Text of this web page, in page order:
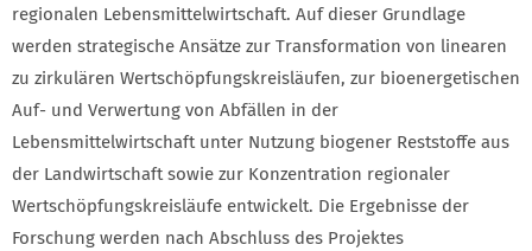
regionalen Lebensmittelwirtschaft. Auf dieser Grundlage
werden strategische Ansätze zur Transformation von linearen
zu zirkulären Wertschöpfungskreisläufen, zur bioenergetischen
Auf- und Verwertung von Abfällen in der
Lebensmittelwirtschaft unter Nutzung biogener Reststoffe aus
der Landwirtschaft sowie zur Konzentration regionaler
Wertschöpfungskreisläufe entwickelt. Die Ergebnisse der
Forschung werden nach Abschluss des Projektes